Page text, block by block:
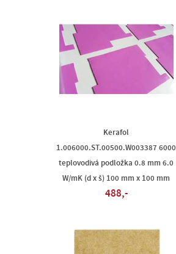
Kerafol
1.006000.ST.00500.W003387 6000
teplovodivá podložka 0.8 mm 6.0
W/mK (d x š) 100 mm x 100 mm
488,-